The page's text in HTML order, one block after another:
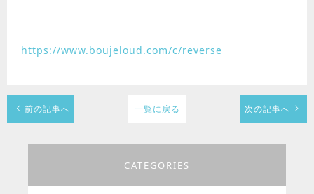
https://www.boujeloud.com/c/reverse
一覧に戻る
前の記事へ 次の記事へ
CATEGORIES